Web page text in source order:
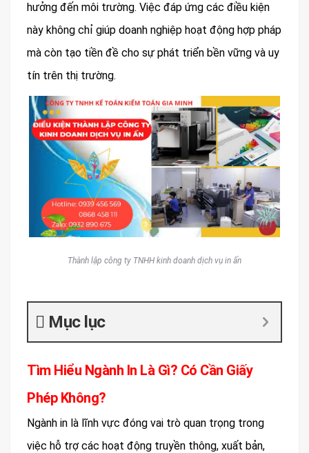
hưởng đến môi trường. Việc đáp ứng các điều kiện
này không chỉ giúp doanh nghiệp hoạt động hợp pháp
mà còn tạo tiền đề cho sự phát triển bền vững và uy
tín trên thị trường.
Thành lập công ty TNHH kinh doanh dịch vụ in ấn
Mục lục
Tìm Hiểu Ngành In Là Gì? Có Cần Giấy
Phép Không?
Ngành in là lĩnh vực đóng vai trò quan trọng trong
việc hỗ trợ các hoạt động truyền thông, xuất bản,